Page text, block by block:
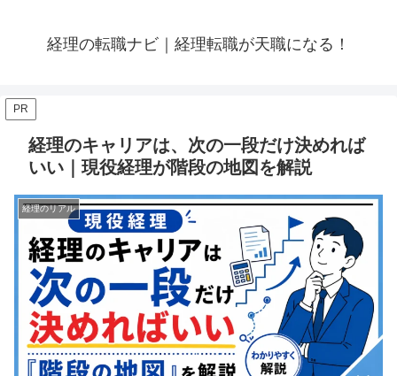
経理の転職ナビ｜経理転職が天職になる！
PR
経理のキャリアは、次の一段だけ決めれば
いい｜現役経理が階段の地図を解説
経理のリアル